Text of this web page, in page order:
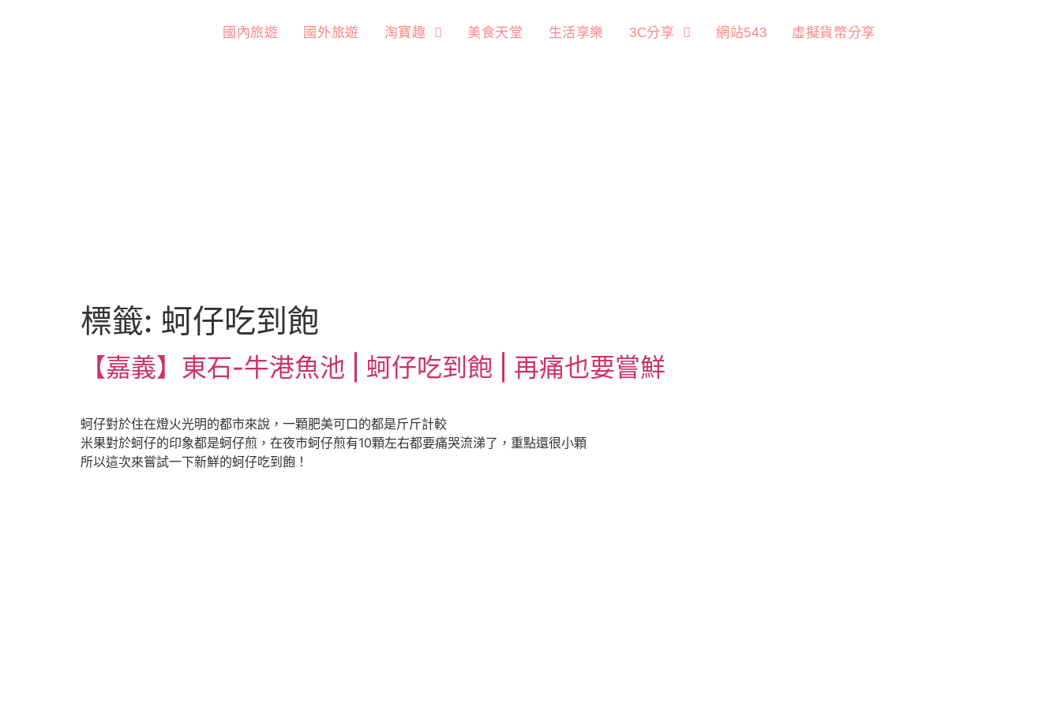
國內旅遊 國外旅遊 淘寶趣 美食天堂 生活享樂 3C分享 網站543 虛擬貨幣分享
標籤: 蚵仔吃到飽
【嘉義】東石-牛港魚池 | 蚵仔吃到飽 | 再痛也要嘗鮮
蚵仔對於住在燈火光明的都市來說，一顆肥美可口的都是斤斤計較
米果對於蚵仔的印象都是蚵仔煎，在夜市蚵仔煎有10顆左右都要痛哭流涕了，重點還很小顆
所以這次來嘗試一下新鮮的蚵仔吃到飽！